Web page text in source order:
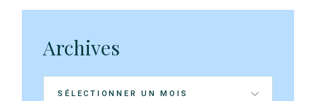
Archives
Archives